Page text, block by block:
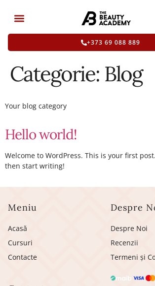
+373 69 088 889
Categorie: Blog
Your blog category
Hello world!
Welcome to WordPress. This is your first
then start writing!
Meniu
Acasă
Cursuri
Contacte
Despre
Despre Noi
Recenzii
Termeni și